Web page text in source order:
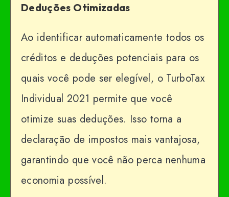
Deduções Otimizadas
Ao identificar automaticamente todos os
créditos e deduções potenciais para os
quais você pode ser elegível, o TurboTax
Individual 2021 permite que você
otimize suas deduções. Isso torna a
declaração de impostos mais vantajosa,
garantindo que você não perca nenhuma
economia possível.